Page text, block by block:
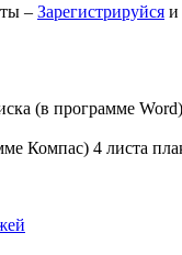
– Зарегистрируйся и
(в программе
Компас) 4 листа